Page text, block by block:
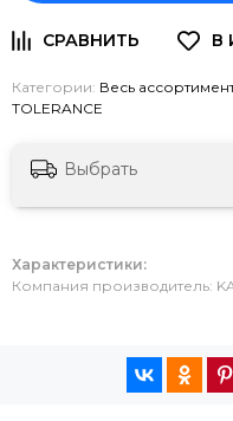
Категории: Весь
TOLERANCE
Выбрать
Характеристики:
Компания производитель: